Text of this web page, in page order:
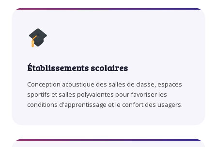
Établissements scolaires
Conception acoustique des salles de classe, espaces
sportifs et salles polyvalentes pour favoriser les
conditions d'apprentissage et le confort des usagers.